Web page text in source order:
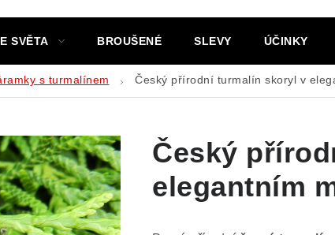
SVĚTA BROUŠENÉ SLEVY ÚČINKY
s turmalínem Český přírodní turmalín skoryl v
Český
elegantním